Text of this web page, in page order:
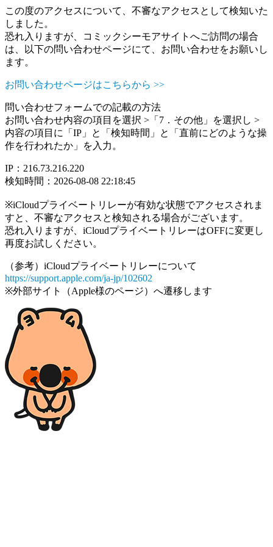
この度のアクセスについて、不審なアクセスとして検知いた
しました。
恐れ入りますが、コミックシーモアサイトへご訪問の場合
は、以下の問い合わせページにて、お問い合わせをお願いし
ます。
お問い合わせページはこちらから >>
問い合わせフォームでの記載の方法
お問い合わせ内容の項目を選択 >「7．その他」を選択し >
内容の項目に「IP」と「検知時間」と「直前にどのような操
作を行われたか」を入力。
IP：216.73.216.220
検知時間：2026-08-08 22:18:45
※iCloudプライベートリレーが有効な状態でアクセスされま
すと、不審なアクセスと検知される場合がございます。
恐れ入りますが、iCloudプライベートリレーはOFFに変更し
再度お試しください。
（参考）iCloudプライベートリレーについて
https://support.apple.com/ja-jp/102602
※外部サイト（Apple様のページ）へ遷移します